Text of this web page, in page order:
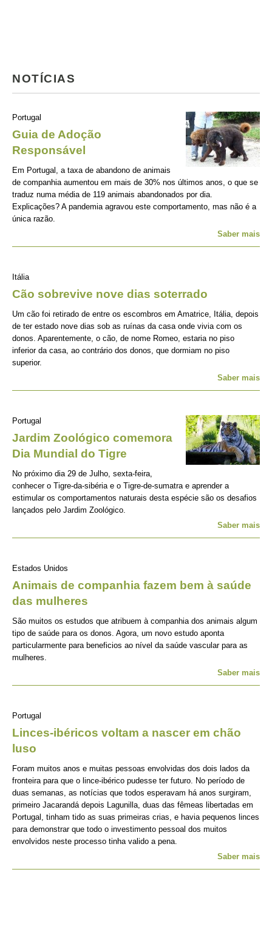
NOTÍCIAS
Portugal
Guia de Adoção
Responsável
Em Portugal, a taxa de abandono de animais
de companhia aumentou em mais de 30% nos últimos anos, o que se
traduz numa média de 119 animais abandonados por dia.
Explicações? A pandemia agravou este comportamento, mas não é a
única razão.
Saber mais
Itália
Cão sobrevive nove dias soterrado
Um cão foi retirado de entre os escombros em Amatrice, Itália, depois
de ter estado nove dias sob as ruínas da casa onde vivia com os
donos. Aparentemente, o cão, de nome Romeo, estaria no piso
inferior da casa, ao contrário dos donos, que dormiam no piso
superior.
Saber mais
Portugal
Jardim Zoológico comemora
Dia Mundial do Tigre
No próximo dia 29 de Julho, sexta-feira,
conhecer o Tigre-da-sibéria e o Tigre-de-sumatra e aprender a
estimular os comportamentos naturais desta espécie são os desafios
lançados pelo Jardim Zoológico.
Saber mais
Estados Unidos
Animais de companhia fazem bem à saúde
das mulheres
São muitos os estudos que atribuem à companhia dos animais algum
tipo de saúde para os donos. Agora, um novo estudo aponta
particularmente para beneficios ao nível da saúde vascular para as
mulheres.
Saber mais
Portugal
Linces-ibéricos voltam a nascer em chão
luso
Foram muitos anos e muitas pessoas envolvidas dos dois lados da
fronteira para que o lince-ibérico pudesse ter futuro. No período de
duas semanas, as notícias que todos esperavam há anos surgiram,
primeiro Jacarandá depois Lagunilla, duas das fêmeas libertadas em
Portugal, tinham tido as suas primeiras crias, e havia pequenos linces
para demonstrar que todo o investimento pessoal dos muitos
envolvidos neste processo tinha valido a pena.
Saber mais